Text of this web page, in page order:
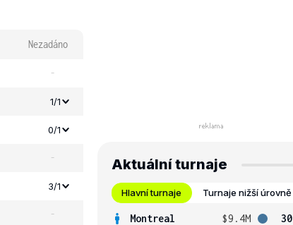
Nezadáno
-
1/1
0/1
-
3/1
-
Aktuální turnaje
Hlavní turnaje Turnaje nižší úrovně
Montreal $9.4M
30